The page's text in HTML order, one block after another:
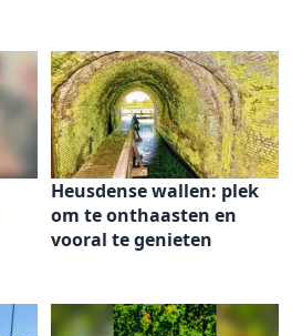
Heusdense wallen: plek
om te onthaasten en
vooral te genieten